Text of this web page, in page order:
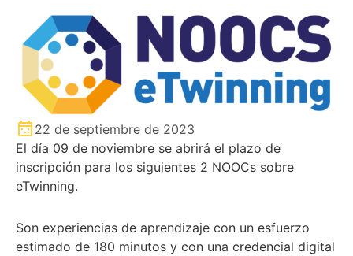
22 de septiembre de 2023
El día 09 de noviembre se abrirá el plazo de
inscripción para los siguientes 2 NOOCs sobre
eTwinning.
Son experiencias de aprendizaje con un esfuerzo
estimado de 180 minutos y con una credencial digital